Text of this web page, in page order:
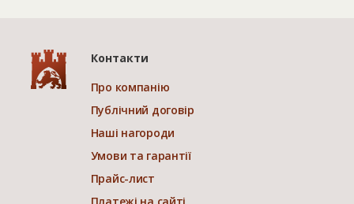
Контакти
Про компанію
Публічний договір
Наші нагороди
Умови та гарантії
Прайс-лист